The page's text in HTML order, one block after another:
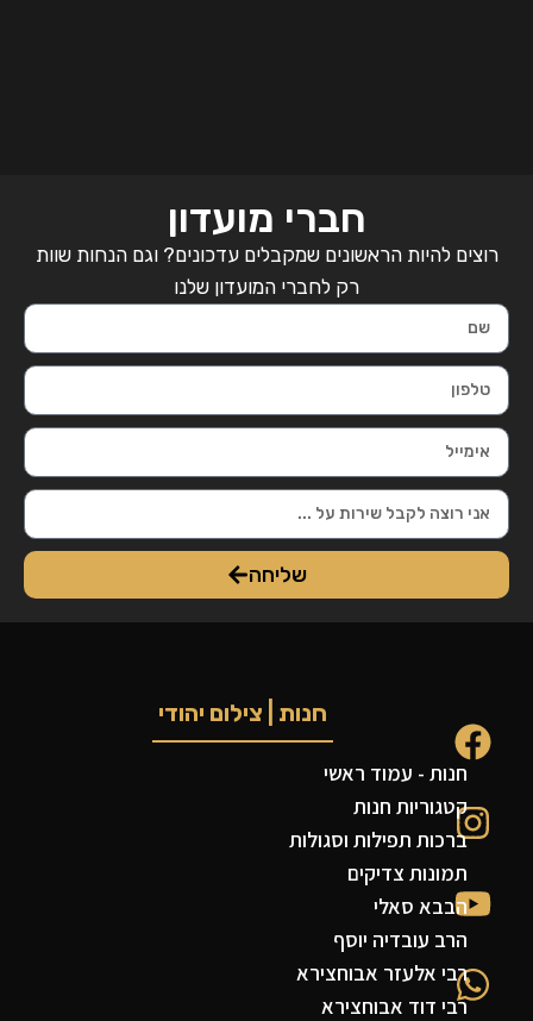
חברי מועדון
רוצים להיות הראשונים שמקבלים עדכונים? וגם הנחות שוות
רק לחברי המועדון שלנו
שליחה
חנות | צילום יהודי
חנות - עמוד ראשי
קטגוריות חנות
ברכות תפילות וסגולות
תמונות צדיקים
הבבא סאלי
הרב עובדיה יוסף
רבי אלעזר אבוחצירא
רבי דוד אבוחצירא